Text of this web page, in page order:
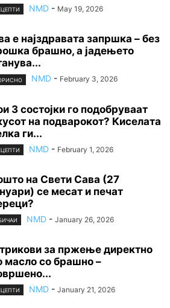
NMD - May 19, 2026
е најздравата запршка – без
брашно, а јадењето
NMD - February 3, 2026
3 состојки го подобруваат
на подварокот? Киселата
ги...
NMD - February 1, 2026
на Свети Сава (27
се месат и печат
NMD - January 26, 2026
за пржење директно
масло со брашно –
NMD - January 21, 2026